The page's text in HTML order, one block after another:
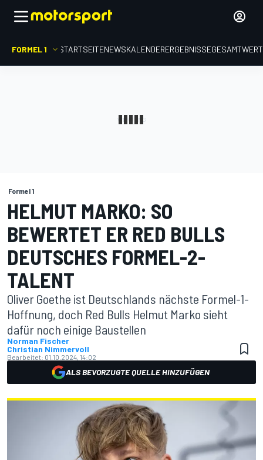
FORMEL 1 STARTSEITENEWSKALENDERERGEBNISSE
Formel 1
HELMUT MARKO: SO
BEWERTET ER RED BULLS
DEUTSCHES FORMEL-2-
TALENT
Oliver Goethe ist Deutschlands nächste Formel-1-
Hoffnung, doch Red Bulls Helmut Marko sieht
dafür noch einige Baustellen
Norman Fischer
Christian Nimmervoll
Bearbeitet: 01.10.2024, 14:02
ALS BEVORZUGTE QUELLE HINZUFÜGEN